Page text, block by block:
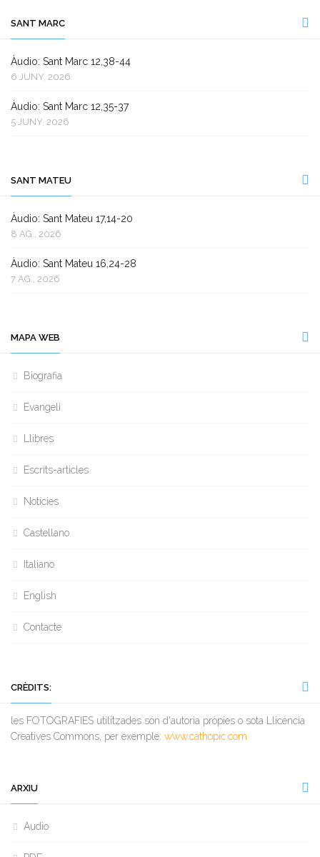
SANT MARC
Àudio: Sant Marc 12,38-44
6 JUNY, 2026
Àudio: Sant Marc 12,35-37
5 JUNY, 2026
SANT MATEU
Àudio: Sant Mateu 17,14-20
8 AG., 2026
Àudio: Sant Mateu 16,24-28
7 AG., 2026
MAPA WEB
Biografia
Evangeli
Llibres
Escrits-articles
Notícies
Castellano
Italiano
English
Contacte
CRÈDITS:
les FOTOGRAFIES utilitzades són d'autoria pròpies o sota Llicència
Creatives Commons, per exemple: www.cathopic.com
ARXIU
Audio